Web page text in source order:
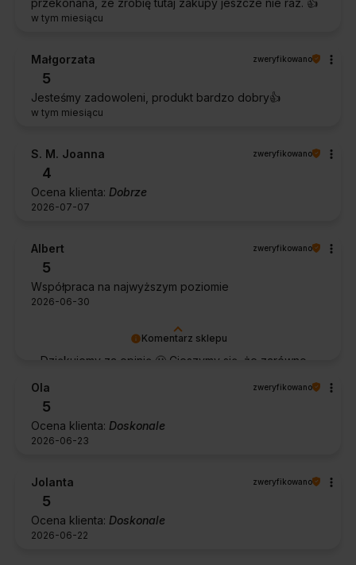
przekonana, że zrobię tutaj zakupy jeszcze nie raz. 👍️
w tym miesiącu
Małgorzata zweryfikowano
5
Jesteśmy zadowoleni, produkt bardzo dobry👍️
w tym miesiącu
S. M. Joanna zweryfikowano
4
Ocena klienta: Dobrze
2026-07-07
Komentarz sklepu
Dziękujemy za opinię 🙂 Cieszymy się, że zarówno
Dziękujemy za zaufanie.
Albert zweryfikowano
5
Współpraca na najwyższym poziomie
2026-06-30
Ola zweryfikowano
5
Ocena klienta: Doskonale
2026-06-23
Jolanta zweryfikowano
5
Ocena klienta: Doskonale
2026-06-22